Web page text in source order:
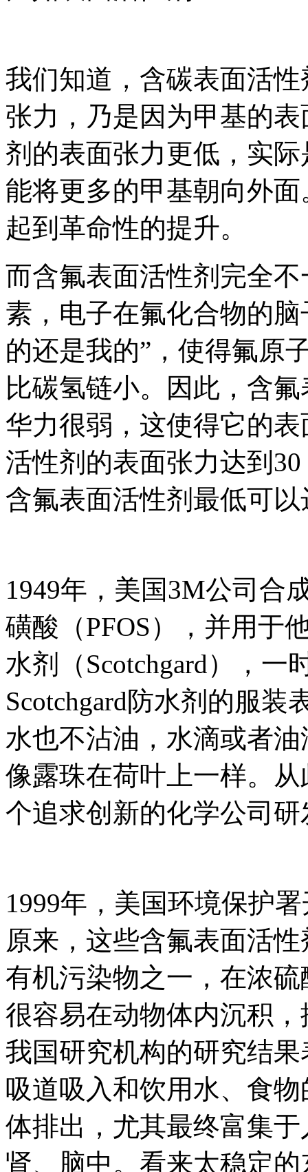
我们知道，含碳表面活
张力，乃是因为甲基的
剂的表面张力更低，实
能将更多的甲基朝向外
起到革命性的提升。
而含氟表面活性剂完全
素，电子在氟化合物的
的还是我的”，使得氟原
比碳氢链小。因此，含
华力很弱，这使得它的
活性剂的表面张力达到
含氟表面活性剂最低可以
1949年，美国3M公司合
磺酸（PFOS），并用于
水剂（Scotchgard），一
Scotchgard防水剂的服装
水也不沾油，水滴或者
像露珠在荷叶上一样。
个追求创新的化学公司
1999年，美国环境保护
原来，这些含氟表面活
有机污染物之一，在浓
很容易在动物体内沉积
我国研究机构的研究结
吸道吸入和饮用水、食
体排出，尤其最终富集
肾、脑中。看来太稳定